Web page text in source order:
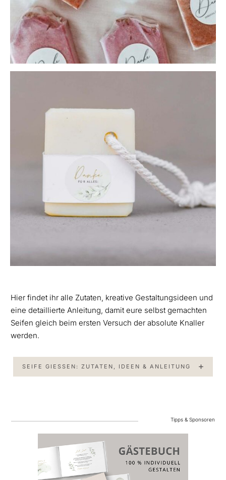
Hier findet ihr alle Zutaten, kreative Gestaltungsideen und
eine detaillierte Anleitung, damit eure selbst gemachten
Seifen gleich beim ersten Versuch der absolute Knaller
werden.
SEIFE GIESSEN: ZUTATEN, IDEEN & ANLEITUNG
Tipps & Sponsoren